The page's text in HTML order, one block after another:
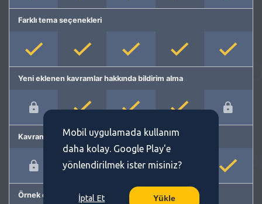
Farklı tema seçenekleri
Yeni eklenen kavramlar hakkında bildirim alma
Kavram önerme
Örnek cümleler
Mobil uygulamada kullanım
daha kolay. Google Play'e
yönlendirilmek ister misiniz?
İptal Et Yükle